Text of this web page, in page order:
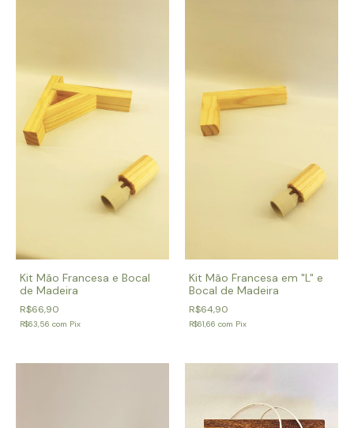
Kit Mão Francesa e Bocal
de Madeira
R$66,90
R$63,56 com Pix
Kit Mão Francesa em "L" e
Bocal de Madeira
R$64,90
R$61,66 com Pix